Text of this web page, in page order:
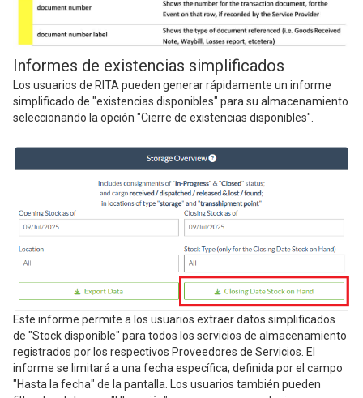
Informes de existencias simplificados
Los usuarios de RITA pueden generar rápidamente un informe
simplificado de "existencias disponibles" para su almacenamiento
seleccionando la opción "Cierre de existencias disponibles".
Este informe permite a los usuarios extraer datos simplificados
de "Stock disponible" para todos los servicios de almacenamiento
registrados por los respectivos Proveedores de Servicios. El
informe se limitará a una fecha específica, definida por el campo
"Hasta la fecha" de la pantalla. Los usuarios también pueden